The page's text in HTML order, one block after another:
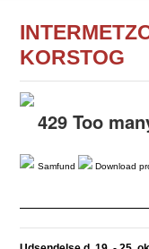
KORSTOG
Samfund Download